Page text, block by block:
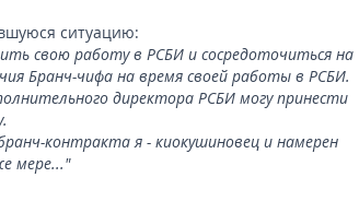
ситуацию:
свою работу в РСБИ и сосредоточиться на
Бранч-чифа на время своей работы в РСБИ.
директора РСБИ могу принести
контракта я - киокушиновец и намерен
мере..."
RCC Kyokushin Fight 5